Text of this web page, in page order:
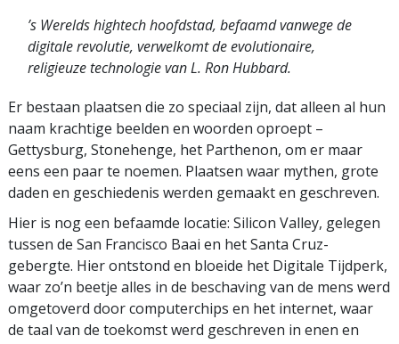
’s Werelds hightech hoofdstad, befaamd vanwege de
digitale revolutie, verwelkomt de evolutionaire,
religieuze technologie van L. Ron Hubbard.
Er bestaan plaatsen die zo speciaal zijn, dat alleen al hun
naam krachtige beelden en woorden oproept –
Gettysburg, Stonehenge, het Parthenon, om er maar
eens een paar te noemen. Plaatsen waar mythen, grote
daden en geschiedenis werden gemaakt en geschreven.
Hier is nog een befaamde locatie: Silicon Valley, gelegen
tussen de San Francisco Baai en het Santa Cruz-
gebergte. Hier ontstond en bloeide het Digitale Tijdperk,
waar zo’n beetje alles in de beschaving van de mens werd
omgetoverd door computerchips en het internet, waar
de taal van de toekomst werd geschreven in enen en